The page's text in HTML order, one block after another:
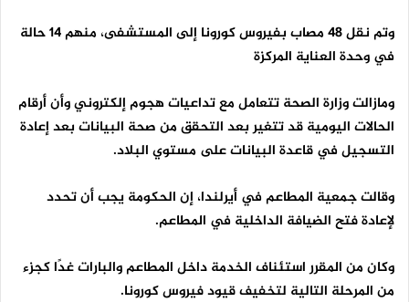
وتم نقل 48 مصاب بفيروس كورونا إلى المستشفى، منهم 14 حالة
في وحدة العناية المركزة
ومازالت وزارة الصحة تتعامل مع تداعيات هجوم إلكتروني وأن أرقام
الحالات اليومية قد تتغير بعد التحقق من صحة البيانات بعد إعادة
التسجيل في قاعدة البيانات على مستوي البلاد.
وقالت جمعية المطاعم في أيرلندا، إن الحكومة يجب أن تحدد
لإعادة فتح الضيافة الداخلية في المطاعم.
وكان من المقرر استئناف الخدمة داخل المطاعم والبارات غدًا كجزء
من المرحلة التالية لتخفيف قيود فيروس كورونا.